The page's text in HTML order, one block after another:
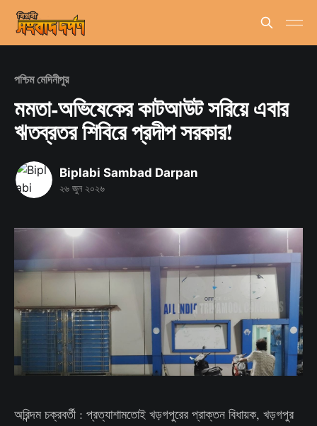
পশ্চিম মেদিনীপুর
মমতা-অভিষেকের কাটআউট সরিয়ে এবার
ঋতব্রতর শিবিরে প্রদীপ সরকার!
Biplabi Sambad Darpan
২৬ জুন ২০২৬
অরিন্দম চক্রবর্তী : প্রত্যাশামতোই খড়গপুরের প্রাক্তন বিধায়ক, খড়গপুর